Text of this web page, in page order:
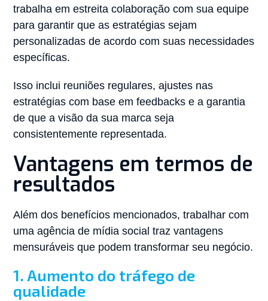
trabalha em estreita colaboração com sua equipe
para garantir que as estratégias sejam
personalizadas de acordo com suas necessidades
específicas.
Isso inclui reuniões regulares, ajustes nas
estratégias com base em feedbacks e a garantia
de que a visão da sua marca seja
consistentemente representada.
Vantagens em termos de
resultados
Além dos benefícios mencionados, trabalhar com
uma agência de mídia social traz vantagens
mensuráveis que podem transformar seu negócio.
1. Aumento do tráfego de
qualidade